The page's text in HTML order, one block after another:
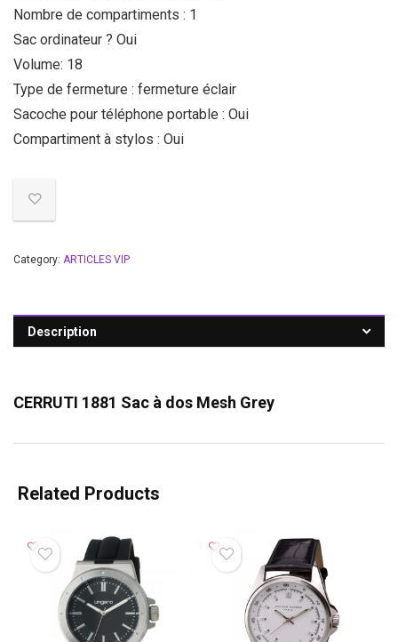
Nombre de compartiments : 1
Sac ordinateur ? Oui
Volume: 18
Type de fermeture : fermeture éclair
Sacoche pour téléphone portable : Oui
Compartiment à stylos : Oui
Category: ARTICLES VIP
Description
CERRUTI 1881 Sac à dos Mesh Grey
Related Products